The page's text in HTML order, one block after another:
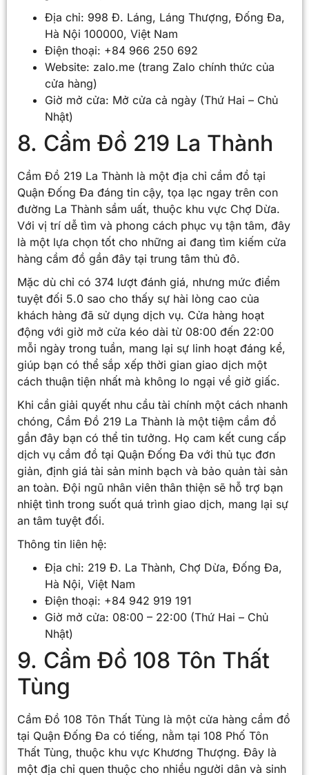
Địa chỉ: 998 Đ. Láng, Láng Thượng, Đống Đa,
Hà Nội 100000, Việt Nam
Điện thoại: +84 966 250 692
Website: zalo.me (trang Zalo chính thức của
cửa hàng)
Giờ mở cửa: Mở cửa cả ngày (Thứ Hai – Chủ
Nhật)
8. Cầm Đồ 219 La Thành
Cầm Đồ 219 La Thành là một địa chỉ cầm đồ tại
Quận Đống Đa đáng tin cậy, tọa lạc ngay trên con
đường La Thành sầm uất, thuộc khu vực Chợ Dừa.
Với vị trí dễ tìm và phong cách phục vụ tận tâm, đây
là một lựa chọn tốt cho những ai đang tìm kiếm cửa
hàng cầm đồ gần đây tại trung tâm thủ đô.
Mặc dù chỉ có 374 lượt đánh giá, nhưng mức điểm
tuyệt đối 5.0 sao cho thấy sự hài lòng cao của
khách hàng đã sử dụng dịch vụ. Cửa hàng hoạt
động với giờ mở cửa kéo dài từ 08:00 đến 22:00
mỗi ngày trong tuần, mang lại sự linh hoạt đáng kể,
giúp bạn có thể sắp xếp thời gian giao dịch một
cách thuận tiện nhất mà không lo ngại về giờ giấc.
Khi cần giải quyết nhu cầu tài chính một cách nhanh
chóng, Cầm Đồ 219 La Thành là một tiệm cầm đồ
gần đây bạn có thể tin tưởng. Họ cam kết cung cấp
dịch vụ cầm đồ tại Quận Đống Đa với thủ tục đơn
giản, định giá tài sản minh bạch và bảo quản tài sản
an toàn. Đội ngũ nhân viên thân thiện sẽ hỗ trợ bạn
nhiệt tình trong suốt quá trình giao dịch, mang lại sự
an tâm tuyệt đối.
Thông tin liên hệ:
Địa chỉ: 219 Đ. La Thành, Chợ Dừa, Đống Đa,
Hà Nội, Việt Nam
Điện thoại: +84 942 919 191
Giờ mở cửa: 08:00 – 22:00 (Thứ Hai – Chủ
Nhật)
9. Cầm Đồ 108 Tôn Thất
Tùng
Cầm Đồ 108 Tôn Thất Tùng là một cửa hàng cầm đồ
tại Quận Đống Đa có tiếng, nằm tại 108 Phố Tôn
Thất Tùng, thuộc khu vực Khương Thượng. Đây là
một địa chỉ quen thuộc cho nhiều người dân và sinh